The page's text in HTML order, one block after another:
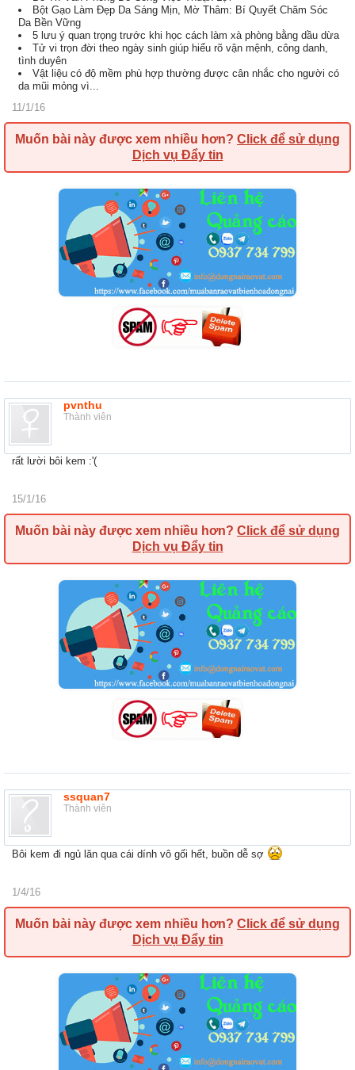
Bột Gạo Làm Đẹp Da Sáng Mịn, Mờ Thâm: Bí Quyết Chăm Sóc
Da Bền Vững
5 lưu ý quan trọng trước khi học cách làm xà phòng bằng dầu dừa
Tử vi trọn đời theo ngày sinh giúp hiểu rõ vận mệnh, công danh,
tình duyên
Vật liệu có độ mềm phù hợp thường được cân nhắc cho người có
da mũi mỏng vì...
11/1/16
Muốn bài này được xem nhiều hơn? Click để sử dụng
Dịch vụ Đẩy tin
pvnthu
Thành viên
rất lười bôi kem :'(
15/1/16
Muốn bài này được xem nhiều hơn? Click để sử dụng
Dịch vụ Đẩy tin
ssquan7
Thành viên
Bôi kem đi ngủ lăn qua cái dính vô gối hết, buồn dễ sợ
1/4/16
Muốn bài này được xem nhiều hơn? Click để sử dụng
Dịch vụ Đẩy tin